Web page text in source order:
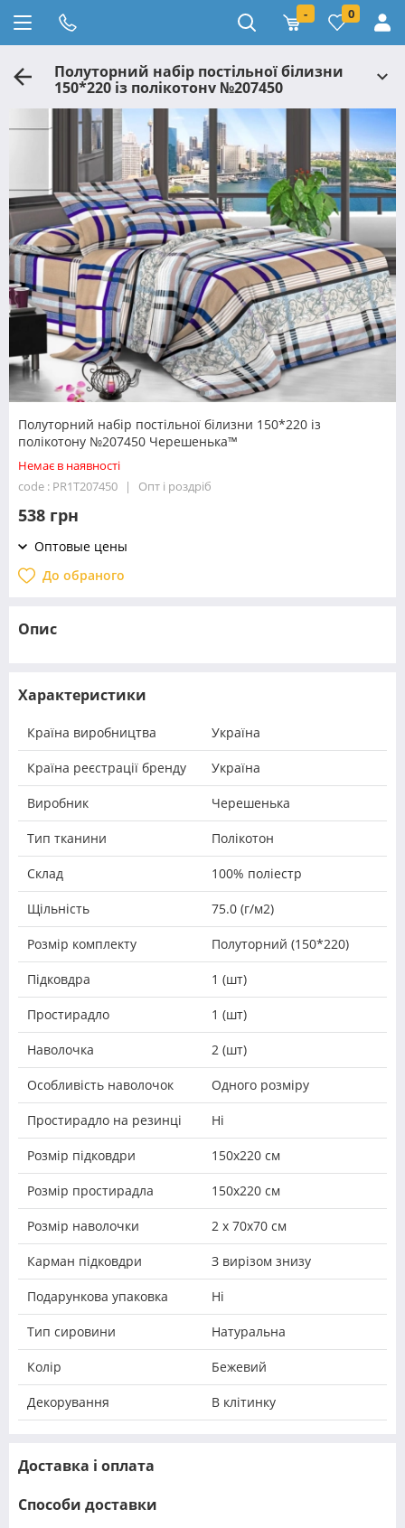
- 0
Полуторний набір постільної білизни
150*220 із полікотону №207450
Черешенька™
Полуторний набір постільної білизни 150*220 із
полікотону №207450 Черешенька™
Немає в наявності
code : PR1T207450
Опт і роздріб
538 грн
Оптовые цены
До обраного
Опис
Характеристики
Країна виробництва Україна
Країна реєстрації бренду Україна
Виробник Черешенька
Тип тканини Полікотон
Склад 100% поліестр
Щільність 75.0 (г/м2)
Розмір комплекту Полуторний (150*220)
Підковдра 1 (шт)
Простирадло 1 (шт)
Наволочка 2 (шт)
Особливість наволочок Одного розміру
Простирадло на резинці Ні
Розмір підковдри 150х220 см
Розмір простирадла 150х220 см
Розмір наволочки 2 х 70х70 см
Карман підковдри З вирізом знизу
Подарункова упаковка Ні
Тип сировини Натуральна
Колір Бежевий
Декорування В клітинку
Доставка і оплата
Способи доставки